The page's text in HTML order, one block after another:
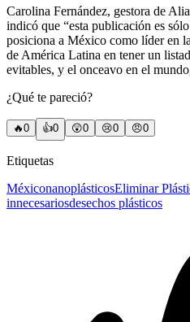
Carolina Fernández, gestora de
indicó que “esta publicación es
posiciona a México como líder en
de América Latina en tener un
evitables, y el onceavo en el
¿Qué te pareció?
🔥0 👍0 😲0 😢0 😠0
Etiquetas
MéxiconanoplásticosEliminar
innecesariosdesechos plásticos